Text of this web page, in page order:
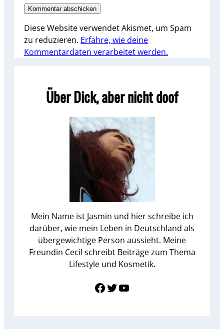
Diese Website verwendet Akismet, um Spam
zu reduzieren. Erfahre, wie deine
Kommentardaten verarbeitet werden.
Über Dick, aber nicht doof
Mein Name ist Jasmin und hier schreibe ich
darüber, wie mein Leben in Deutschland als
übergewichtige Person aussieht. Meine
Freundin Cecil schreibt Beiträge zum Thema
Lifestyle und Kosmetik.
Link zu Facebook Twitter YouTube